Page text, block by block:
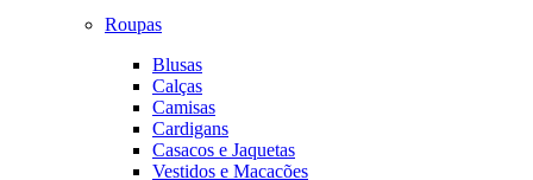
Roupas
Blusas
Calças
Camisas
Cardigans
Casacos e Jaquetas
Vestidos e Macacões